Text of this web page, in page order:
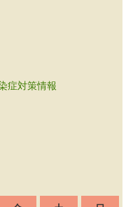
症対策情報